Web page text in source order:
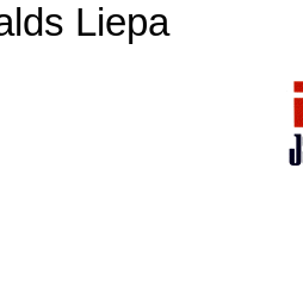
Liepa